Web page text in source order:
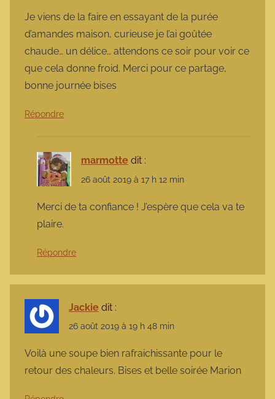
Je viens de la faire en essayant de la purée
d’amandes maison, curieuse je l’ai goûtée
chaude… un délice… attendons ce soir pour voir ce
que cela donne froid. Merci pour ce partage,
bonne journée bises
Répondre
marmotte dit :
26 août 2019 à 17 h 12 min
Merci de ta confiance ! J’espère que cela va te
plaire.
Répondre
Jackie dit :
26 août 2019 à 19 h 48 min
Voilà une soupe bien rafraichissante pour le
retour des chaleurs. Bises et belle soirée Marion